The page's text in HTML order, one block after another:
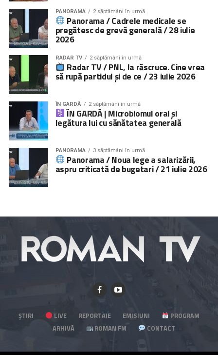
PANORAMA 2 săptămâni în urmă
Panorama / Cadrele medicale se
pregătesc de grevă generală / 28 iulie
2026
RADAR TV 2 săptămâni în urmă
Radar TV / PNL, la răscruce. Cine vrea
să rupă partidul și de ce / 23 iulie 2026
ÎN GARDĂ 2 săptămâni în urmă
ÎN GARDĂ | Microbiomul oral și
legătura lui cu sănătatea generală
PANORAMA 3 săptămâni în urmă
Panorama / Noua lege a salarizării,
aspru criticată de bugetari / 21 iulie 2026
ȘTIRI LIVE REPORTAJE EMISIUNI
PROGRAM
ARHIVĂ
ROMAN FM CONTACT